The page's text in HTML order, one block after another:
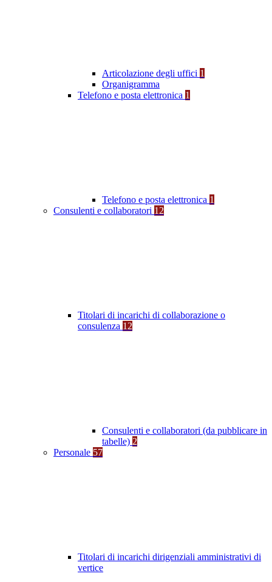
Articolazione degli uffici 1
Organigramma
Telefono e posta elettronica 1
Telefono e posta elettronica 1
Consulenti e collaboratori 12
Titolari di incarichi di collaborazione o
consulenza 12
Consulenti e collaboratori (da pubblicare in
tabelle) 2
Personale 57
Titolari di incarichi dirigenziali amministrativi di
vertice